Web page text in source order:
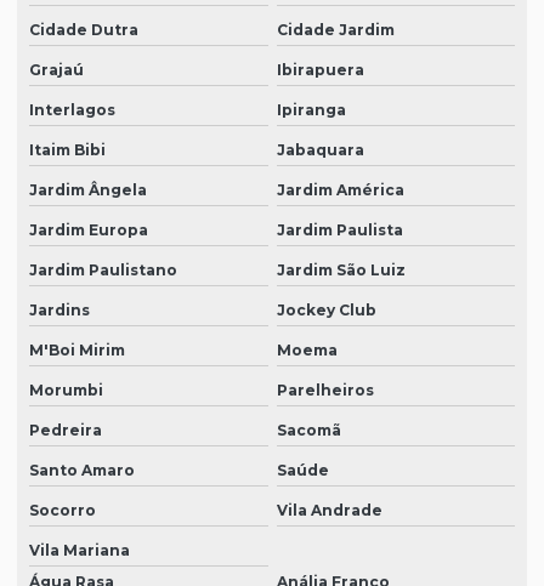
Cidade Dutra Cidade Jardim
Grajaú Ibirapuera
Interlagos Ipiranga
Itaim Bibi Jabaquara
Jardim Ângela Jardim América
Jardim Europa Jardim Paulista
Jardim Paulistano Jardim São Luiz
Jardins Jockey Club
M'Boi Mirim Moema
Morumbi Parelheiros
Pedreira Sacomã
Santo Amaro Saúde
Socorro Vila Andrade
Vila Mariana
Água Rasa
Anália Franco